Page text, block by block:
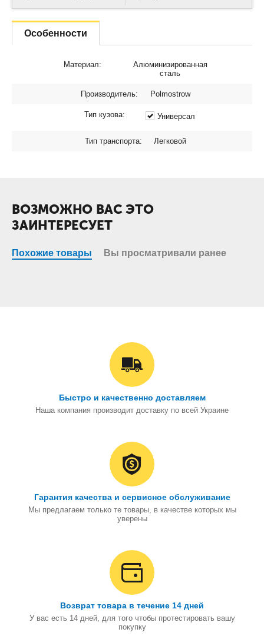
Особенности
Материал:
Алюминизированная
сталь
Производитель: Polmostrow
Тип кузова: Универсал
Тип транспорта: Легковой
ВОЗМОЖНО ВАС ЭТО
ЗАИНТЕРЕСУЕТ
Похожие товары Вы просматривали ранее
Быстро и качественно доставляем
Наша компания производит доставку по всей Украине
Гарантия качества и сервисное обслуживание
Мы предлагаем только те товары, в качестве которых мы
уверены
Возврат товара в течение 14 дней
У вас есть 14 дней, для того чтобы протестировать вашу
покупку